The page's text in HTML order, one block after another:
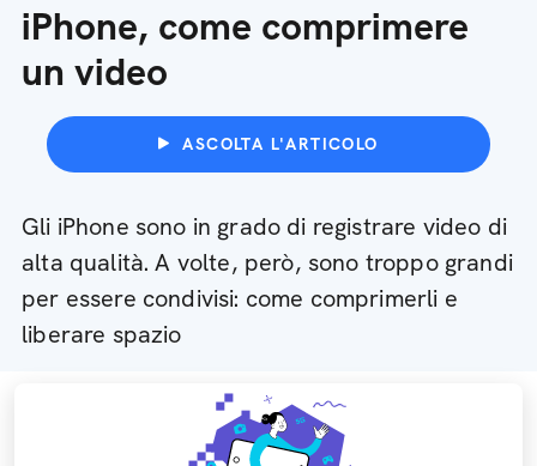
iPhone, come comprimere
un video
ASCOLTA L'ARTICOLO
Gli iPhone sono in grado di registrare video di
alta qualità. A volte, però, sono troppo grandi
per essere condivisi: come comprimerli e
liberare spazio